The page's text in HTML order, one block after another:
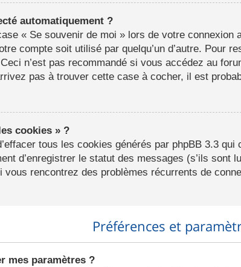
automatiquement ?
« Se souvenir de moi » lors de votre
compte soit utilisé par quelqu’un d’autre.
n’est pas recommandé si vous accédez au
pas à trouver cette case à cocher, il est
cookies » ?
tous les cookies générés par phpBB 3.3
d’enregistrer le statut des messages (s’ils
vous rencontrez des problèmes récurrents de
Préférences et
mes paramètres ?